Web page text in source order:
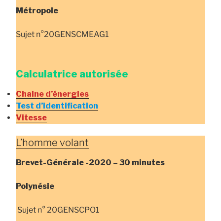
Métropole
Sujet n°20GENSCMEAG1
Calculatrice autorisée
Chaine d’énergies
Test d’identification
Vitesse
L’homme volant
Brevet-Générale -2020 – 30 minutes
Polynésie
Sujet n° 20GENSCPO1